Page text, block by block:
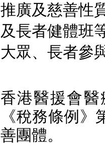
推廣及慈善性
及長者健體班
大眾、長者參
香港醫援會
《稅務條例》
善團體。